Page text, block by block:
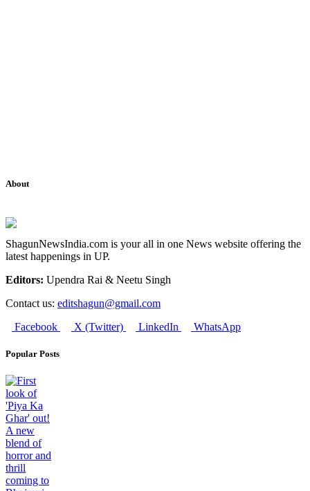
About
ShagunNewsIndia.com is your all in one News website offering the
latest happenings in UP.
Editors: Upendra Rai & Neetu Singh
Contact us: editshagun@gmail.com
Facebook
X (Twitter) LinkedIn WhatsApp
Popular Posts